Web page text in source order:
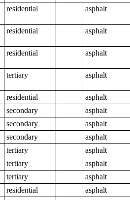
residential asphalt
residential asphalt
residential asphalt
tertiary asphalt
residential
asphalt
secondary
asphalt
secondary
asphalt
secondary
asphalt
tertiary
asphalt
tertiary
asphalt
tertiary
asphalt
residential
asphalt